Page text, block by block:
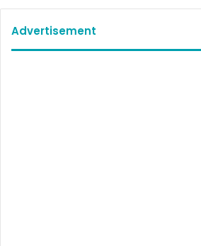
Advertisement